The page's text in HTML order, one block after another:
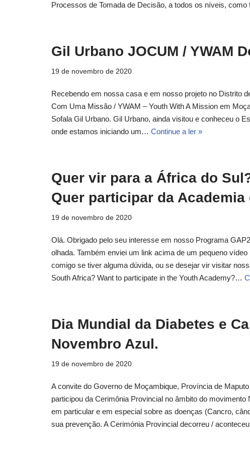
Processos de Tomada de Decisão, a todos os níveis,
Gil Urbano JOCUM / YWAM
19 de novembro de 2020
Recebendo em nossa casa e em nosso projeto no Distrito
Com Uma Missão / YWAM – Youth With A Mission em
Sofala Gil Urbano. Gil Urbano, ainda visitou e conheceu o
onde estamos iniciando um… Continue a ler »
Quer vir para a África do
Quer participar da Academia
19 de novembro de 2020
Olá. Obrigado pelo seu interesse em nosso Programa
olhada. Também enviei um link acima de um pequeno
comigo se tiver alguma dúvida, ou se desejar vir visitar
South Africa? Want to participate in the Youth Academy?…
Dia Mundial da Diabetes e
Novembro Azul.
19 de novembro de 2020
A convite do Governo de Moçambique, Província de
participou da Cerimônia Provincial no âmbito do
em particular e em especial sobre as doenças (Cancro,
sua prevenção. A Cerimónia Provincial decorreu /